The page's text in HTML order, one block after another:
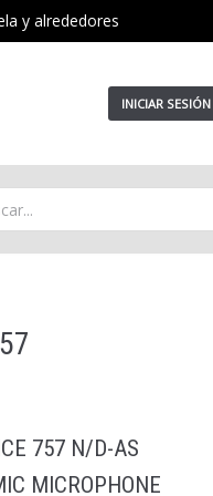
y alrededores
INICIAR SESIÓN
757 N/D-AS
MICROPHONE